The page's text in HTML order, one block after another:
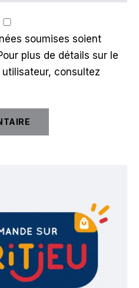
soumises soient
plus de détails sur le
consultez